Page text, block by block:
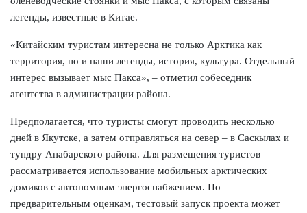
легенды, известные в Китае.
«Китайским туристам интересна не только Арктика как
территория, но и наши легенды, история, культура. Отдельный
интерес вызывает мыс Пакса», – отметил собеседник
агентства в администрации района.
Предполагается, что туристы смогут проводить несколько
дней в Якутске, а затем отправляться на север – в Саскылах и
тундру Анабарского района. Для размещения туристов
рассматривается использование мобильных арктических
домиков с автономным энергоснабжением. По
предварительным оценкам, тестовый запуск проекта может